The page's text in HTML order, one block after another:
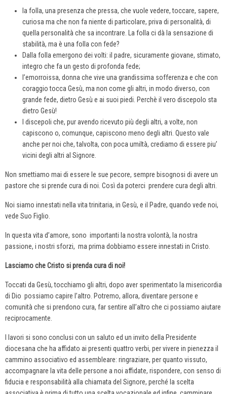
la folla, una presenza che pressa, che vuole vedere, toccare, sapere,
curiosa ma che non fa niente di particolare, priva di personalità, di
quella personalità che sa incontrare. La folla ci dà la sensazione di
stabilità, ma è una folla con fede?
Dalla folla emergono dei volti: il padre, sicuramente giovane, stimato,
integro che fa un gesto di profonda fede;
l’emorroissa, donna che vive una grandissima sofferenza e che con
coraggio tocca Gesù, ma non come gli altri, in modo diverso, con
grande fede, dietro Gesù e ai suoi piedi. Perchè il vero discepolo sta
dietro Gesù!
I discepoli che, pur avendo ricevuto più degli altri, a volte, non
capiscono o, comunque, capiscono meno degli altri. Questo vale
anche per noi che, talvolta, con poca umiltà, crediamo di essere piu’
vicini degli altri al Signore.
Non smettiamo mai di essere le sue pecore, sempre bisognosi di avere un
pastore che si prende cura di noi. Così da poterci prendere cura degli altri.
Noi siamo innestati nella vita trinitaria, in Gesù, e il Padre, quando vede noi,
vede Suo Figlio.
In questa vita d’amore, sono importanti la nostra volontà, la nostra
passione, i nostri sforzi, ma prima dobbiamo essere innestati in Cristo.
Lasciamo che Cristo si prenda cura di noi!
Toccati da Gesù, tocchiamo gli altri, dopo aver sperimentato la misericordia
di Dio possiamo capire l’altro. Potremo, allora, diventare persone e
comunità che si prendono cura, far sentire all’altro che ci possiamo aiutare
reciprocamente.
I lavori si sono conclusi con un saluto ed un invito della Presidente
diocesana che ha affidato ai presenti quattro verbi, per vivere in pienezza il
cammino associativo ed assembleare: ringraziare, per quanto vissuto,
accompagnare la vita delle persone a noi affidate, rispondere, con senso di
fiducia e responsabilità alla chiamata del Signore, perché la scelta